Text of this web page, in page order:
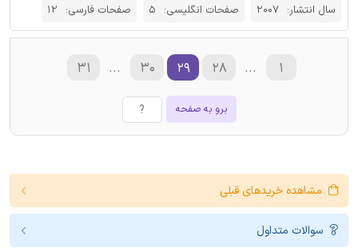
سال انتشار: 2007 صفحات انگلیسی: 5 صفحات فارسی: 12
برو به صفحه
۱ ... ۲۸ ۲۹ ۳۰ ... ۳۱
مشاهده خریدهای قبلی
سوالات متداول